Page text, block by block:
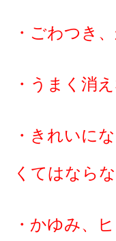
・ごわつき
・うまく消
・きれいに
くてはなら
・かゆみ、